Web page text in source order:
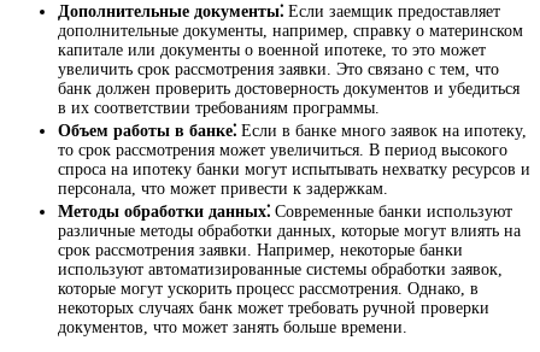
Дополнительные документы⁚ Если заемщик предоставляет
дополнительные документы, например, справку о материнском
капитале или документы о военной ипотеке, то это может
увеличить срок рассмотрения заявки. Это связано с тем, что
банк должен проверить достоверность документов и убедиться
в их соответствии требованиям программы.
Объем работы в банке⁚ Если в банке много заявок на ипотеку,
то срок рассмотрения может увеличиться. В период высокого
спроса на ипотеку банки могут испытывать нехватку ресурсов и
персонала, что может привести к задержкам.
Методы обработки данных⁚ Современные банки используют
различные методы обработки данных, которые могут влиять на
срок рассмотрения заявки. Например, некоторые банки
используют автоматизированные системы обработки заявок,
которые могут ускорить процесс рассмотрения. Однако, в
некоторых случаях банк может требовать ручной проверки
документов, что может занять больше времени.